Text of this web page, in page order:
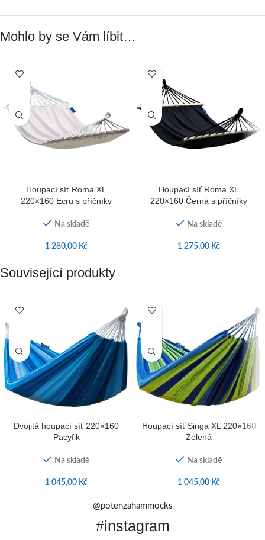
Mohlo by se Vám líbit…
Houpací síť Roma XL
220×160 Ecru s příčníky
Na skladě
1 280,00 Kč
Houpací síť Roma XL
220×160 Černá s příčníky
Na skladě
1 275,00 Kč
Související produkty
Dvojitá houpací síť 220×160
Pacyfik
Na skladě
1 045,00 Kč
Houpací síť Singa XL 220×160
Zelená
Na skladě
1 045,00 Kč
@potenzahammocks
#instagram